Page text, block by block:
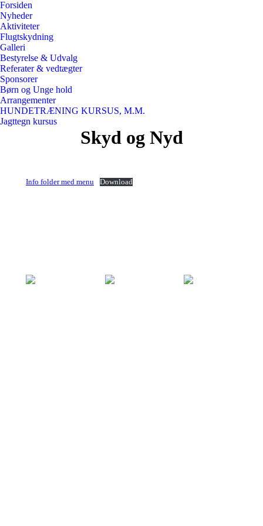
Forsiden
Nyheder
Aktiviteter
Flugtskydning
Galleri
Bestyrelse & Udvalg
Referater & vedtægter
Sponsorer
Børn og Unge hold
Arrangementer
HUNDETRÆNING KURSUS, M.M.
Jagttegn kursus
Skyd og Nyd
Info folder med menu Download